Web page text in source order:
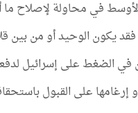
في محاولة لإصلاح
فقد يكون الوحيد أو من بين
في الضغط على إسرائيل
إرغامها على القبول